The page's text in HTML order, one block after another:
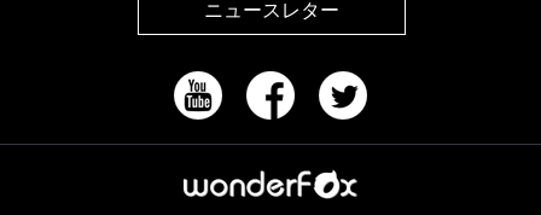
ニュースレター